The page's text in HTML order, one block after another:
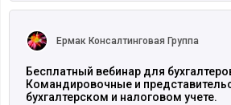
Ермак Консалтинговая Группа
Бесплатный вебинар для
Командировочные и
бухгалтерском и налоговом учете.